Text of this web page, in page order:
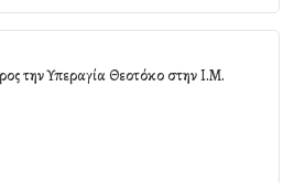
την Υπεραγία Θεοτόκο στην Ι.Μ.